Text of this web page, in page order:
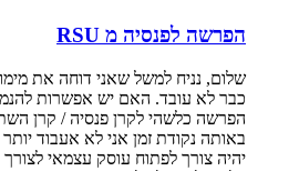
הפרשה לפנסיה מ RSU
כבר לא עובד. האם יש אפשרות
הפרשה כלשהי לקרן פנסיה / קרן
באותה נקודת זמן אני לא אעבוד
יהיה צורך לפתוח עוסק עצמאי לצורך